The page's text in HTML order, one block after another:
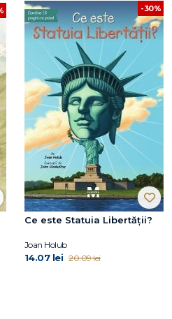
-30%
Ce este Statuia Libertății?
Joan Holub
14.07 lei 20.09 lei